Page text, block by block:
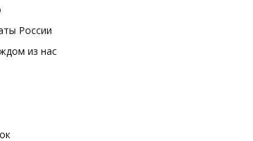
России
из нас